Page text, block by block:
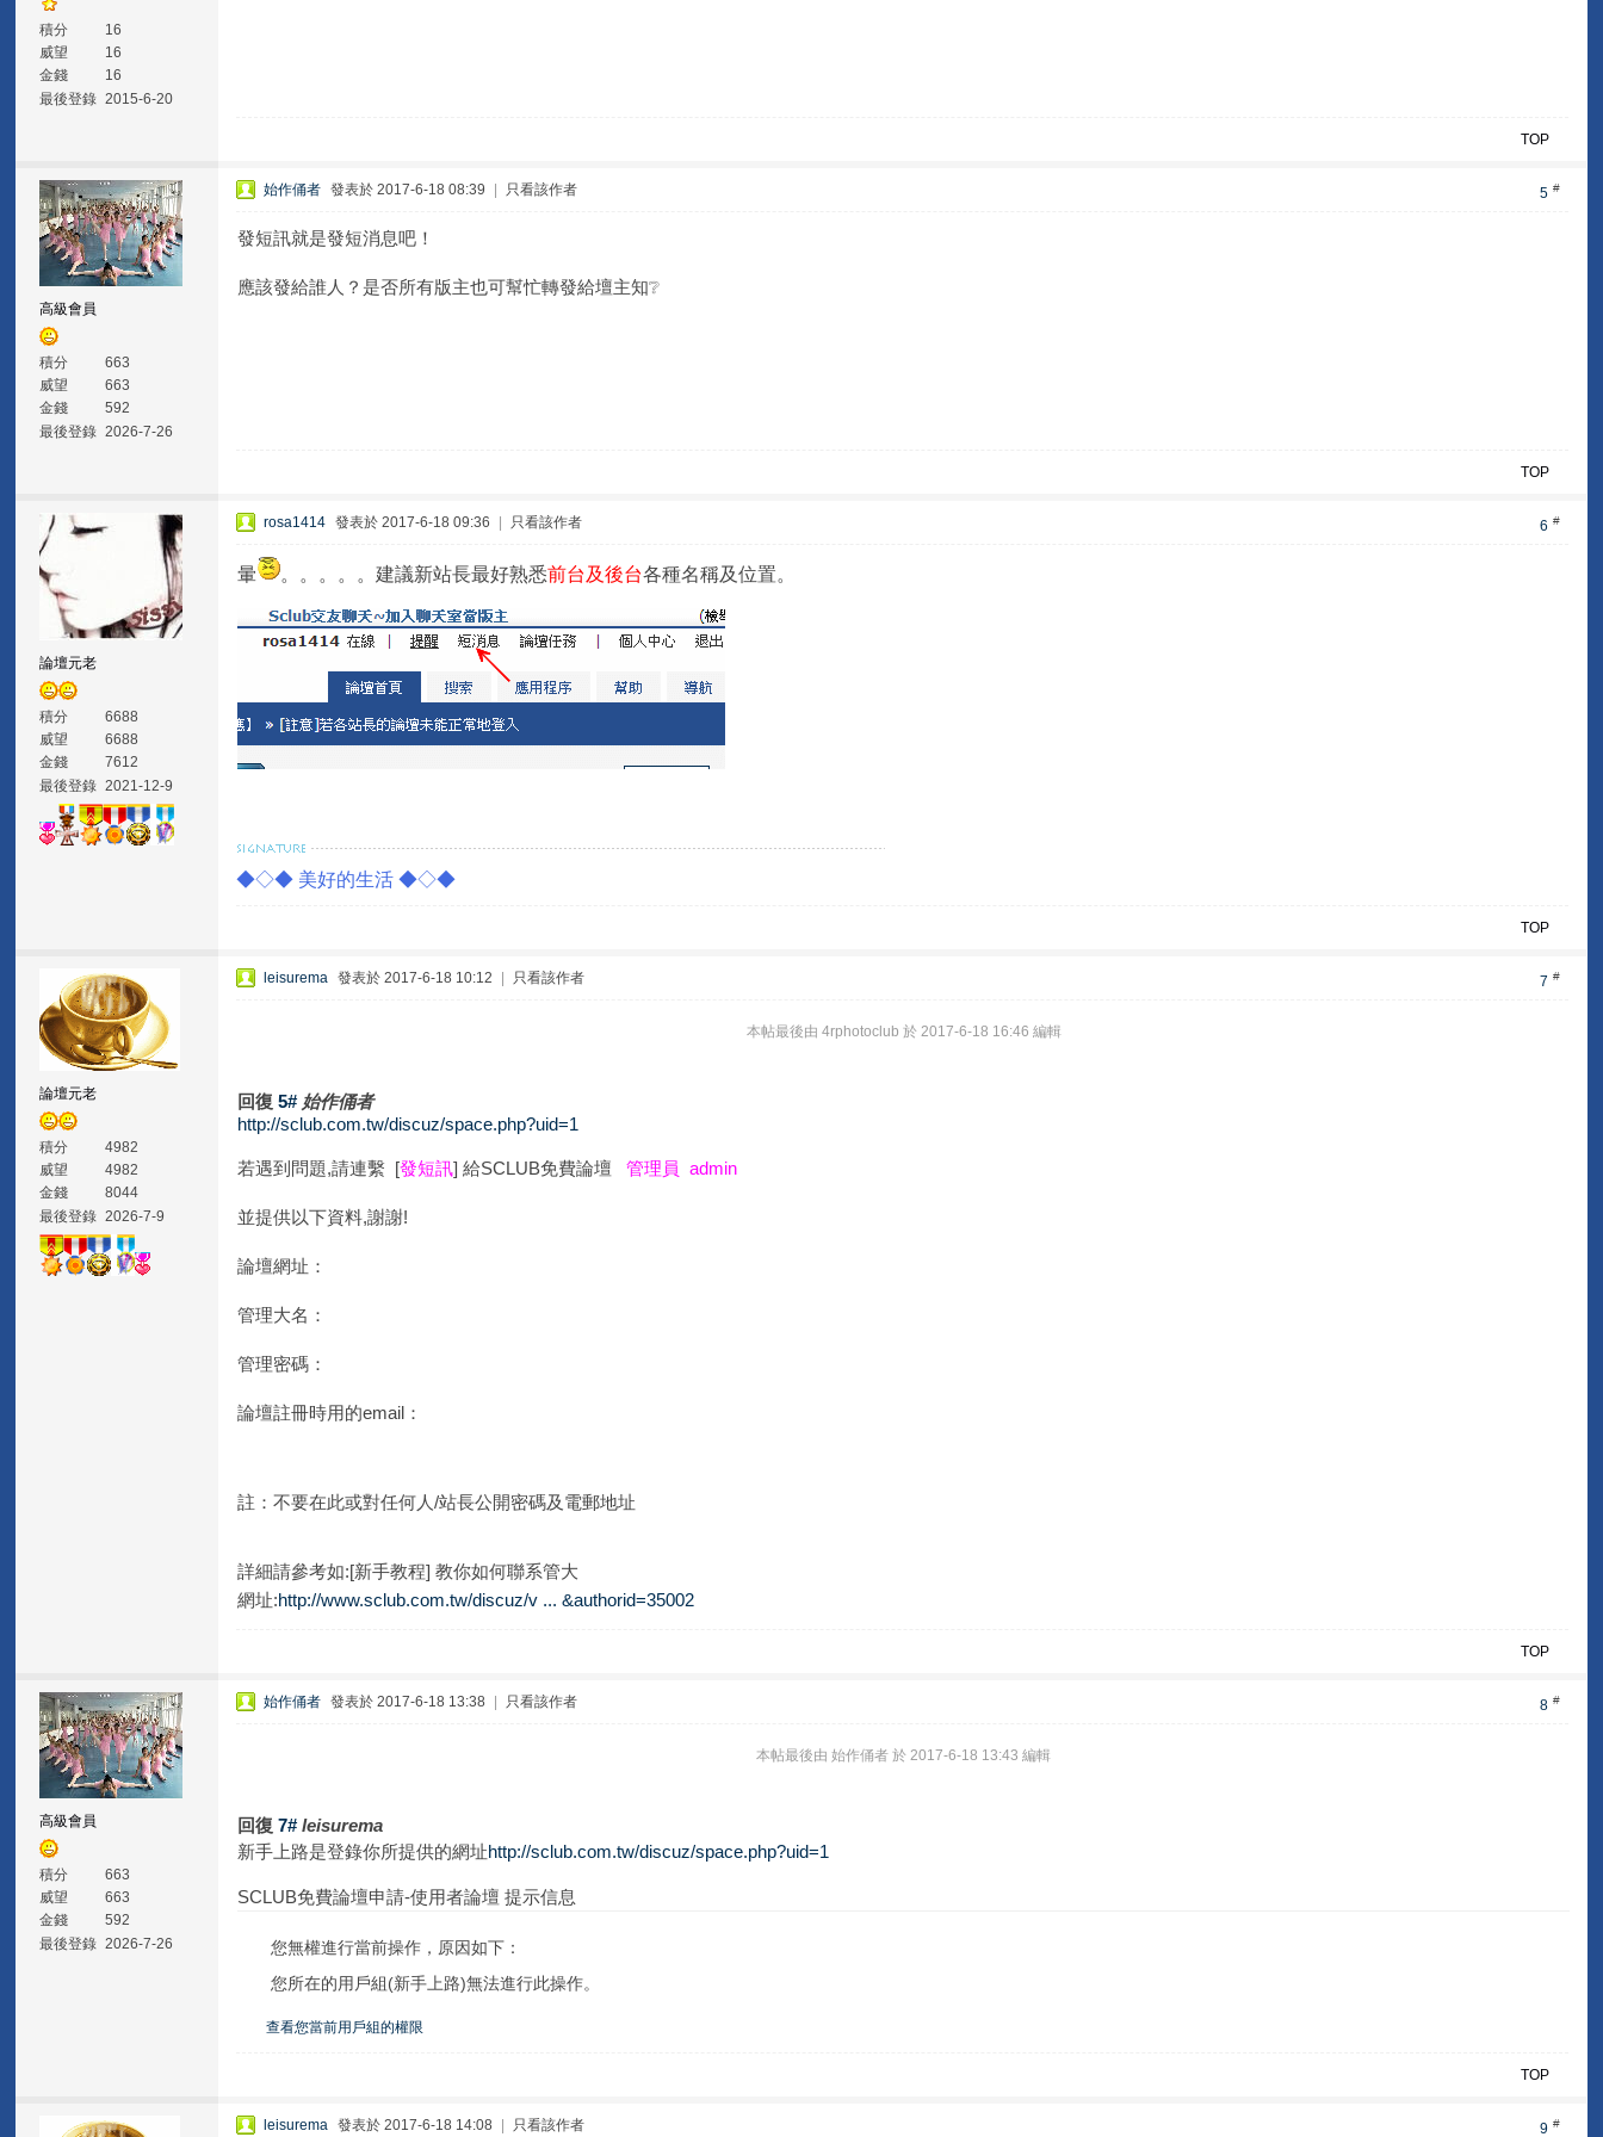
積分
16
威望
16
金錢
16
最後登錄 2015-6-20
TOP
高級會員
積分
663
威望
663
金錢
592
最後登錄 2026-7-26
5 #
始作俑者 發表於 2017-6-18 08:39 只看該作者
發短訊就是發短消息吧！
應該發給誰人？是否所有版主也可幫忙轉發給壇主知❔
TOP
論壇元老
積分
6688
威望
6688
金錢
7612
最後登錄 2021-12-9
6 #
rosa1414 發表於 2017-6-18 09:36 只看該作者
暈 。。。。。建議新站長最好熟悉前台及後台各種名稱及位置。
◆◇◆ 美好的生活 ◆◇◆
TOP
論壇元老
積分
4982
威望
4982
金錢
8044
最後登錄 2026-7-9
7 #
leisurema 發表於 2017-6-18 10:12 只看該作者
本帖最後由 4rphotoclub 於 2017-6-18 16:46 編輯
回復5# 始作俑者
http://sclub.com.tw/discuz/space.php?uid=1
若遇到問題,請連繫 [發短訊] 給SCLUB免費論壇管理員 admin
並提供以下資料,謝謝!
論壇網址：
管理大名：
管理密碼：
論壇註冊時用的email：
註：不要在此或對任何人/站長公開密碼及電郵地址
詳細請參考如:[新手教程] 教你如何聯系管大
網址:http://www.sclub.com.tw/discuz/v ... &authorid=35002
TOP
高級會員
積分
663
威望
663
金錢
592
最後登錄 2026-7-26
8 #
始作俑者 發表於 2017-6-18 13:38 只看該作者
本帖最後由 始作俑者 於 2017-6-18 13:43 編輯
回復7# leisurema
新手上路是登錄你所提供的網址http://sclub.com.tw/discuz/space.php?uid=1
SCLUB免費論壇申請-使用者論壇 提示信息
您無權進行當前操作，原因如下：
您所在的用戶組(新手上路)無法進行此操作。
查看您當前用戶組的權限
TOP
9 #
leisurema 發表於 2017-6-18 14:08 只看該作者